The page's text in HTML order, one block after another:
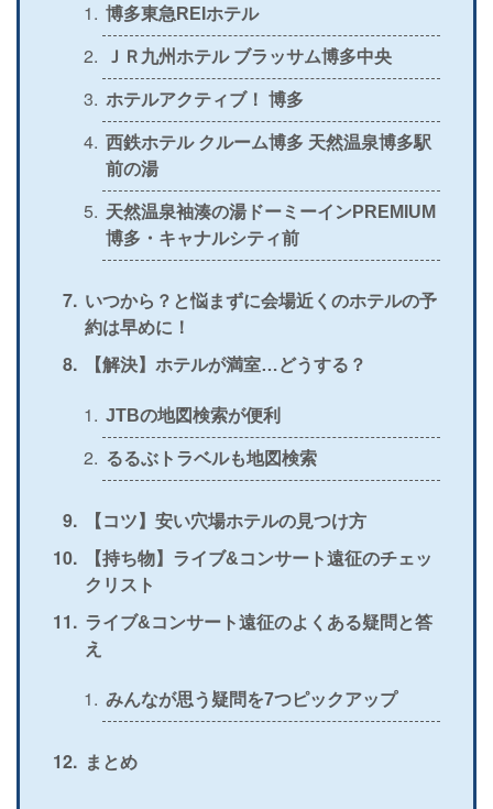
博多東急REIホテル
ＪＲ九州ホテル ブラッサム博多中央
ホテルアクティブ！ 博多
西鉄ホテル クルーム博多 天然温泉博多駅
前の湯
天然温泉袖湊の湯ドーミーインPREMIUM
博多・キャナルシティ前
いつから？と悩まずに会場近くのホテルの予
約は早めに！
【解決】ホテルが満室…どうする？
JTBの地図検索が便利
るるぶトラベルも地図検索
【コツ】安い穴場ホテルの見つけ方
【持ち物】ライブ&コンサート遠征のチェッ
クリスト
ライブ&コンサート遠征のよくある疑問と答
え
みんなが思う疑問を7つピックアップ
まとめ